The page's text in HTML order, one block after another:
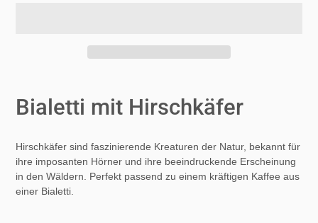
zum
Bialetti mit Hirschkäfer
Hirschkäfer sind faszinierende Kreaturen der Natur, bekannt für
ihre imposanten Hörner und ihre beeindruckende Erscheinung
in den Wäldern. Perfekt passend zu einem kräftigen Kaffee aus
einer Bialetti.